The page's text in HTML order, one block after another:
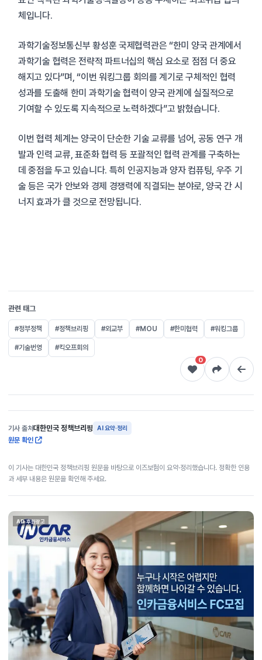
체입니다.
과학기술정보통신부 황성훈 국제협력관은 “한미 양국 관계에서
과학기술 협력은 전략적 파트너십의 핵심 요소로 점점 더 중요
해지고 있다”며, “이번 워킹그룹 회의를 계기로 구체적인 협력
성과를 도출해 한미 과학기술 협력이 양국 관계에 실질적으로
기여할 수 있도록 지속적으로 노력하겠다”고 밝혔습니다.
이번 협력 체계는 양국이 단순한 기술 교류를 넘어, 공동 연구 개
발과 인력 교류, 표준화 협력 등 포괄적인 협력 관계를 구축하는
데 중점을 두고 있습니다. 특히 인공지능과 양자 컴퓨팅, 우주 기
술 등은 국가 안보와 경제 경쟁력에 직결되는 분야로, 양국 간 시
너지 효과가 클 것으로 전망됩니다.
관련 태그
#정부정책 #정책브리핑 #외교부 #MOU #한미협력 #워킹그룹
#기술번영
#킥오프회의
0
기사 출처대한민국 정책브리핑 AI 요약·정리
원문 확인
이 기사는 대한민국 정책브리핑 원문을 바탕으로 이즈보험이 요약·정리했습니다. 정확한 인용
과 세부 내용은 원문을 확인해 주세요.
AD 후원광고